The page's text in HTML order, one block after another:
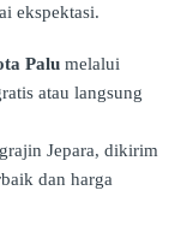
ekspektasi.
Palu melalui
atau langsung
Jepara, dikirim
dan harga